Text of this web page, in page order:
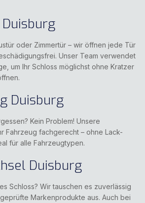
oder Zimmertür – wir öffnen jede Tür
Unser Team verwendet
um Ihr Schloss möglichst ohne Kratzer
Duisburg
Kein Problem! Unsere
Fahrzeug fachgerecht – ohne Lack-
für alle Fahrzeugtypen.
Duisburg
Schloss? Wir tauschen es zuverlässig
Markenprodukte aus. Auch bei